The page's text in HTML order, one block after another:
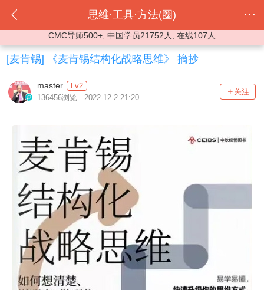
思维·工具·方法(圈)
CMC导师500+, 中国学员21752人, 在线107人
[麦肯锡] 《麦肯锡结构化战略思维》 摘抄
master
Lv2
136456浏览 2022-12-2 21:20
关注